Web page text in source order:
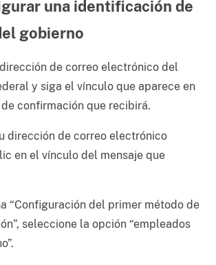
una identificación de
gobierno
de correo electrónico del
y siga el vínculo que aparece en
confirmación que recibirá.
dirección de correo electrónico
en el vínculo del mensaje que
“Configuración del primer método de
seleccione la opción “empleados